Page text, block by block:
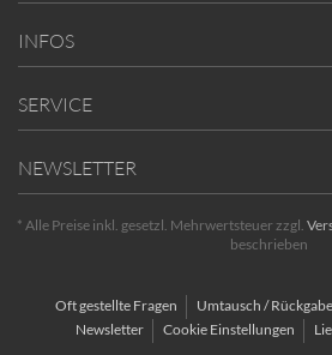
INFOS
SERVICE
NEWSLETTER
* Alle Preise inkl. gesetzl. Mehrwertsteuer zzgl.
beschrieben
Oft gestellte Fragen Umtausch / Rückgabe
Newsletter
Cookie Einstellungen